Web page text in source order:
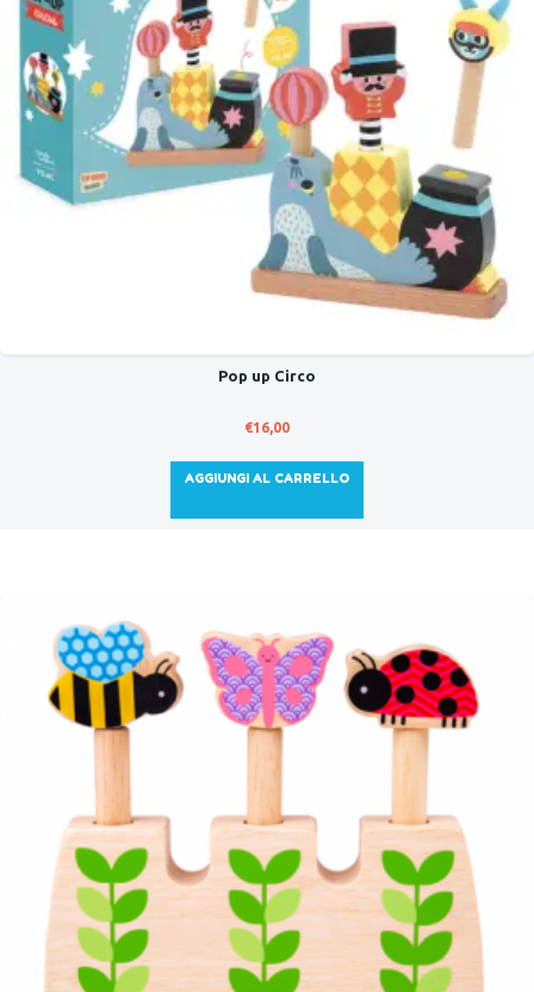
Pop up Circo
€16,00
AGGIUNGI AL CARRELLO